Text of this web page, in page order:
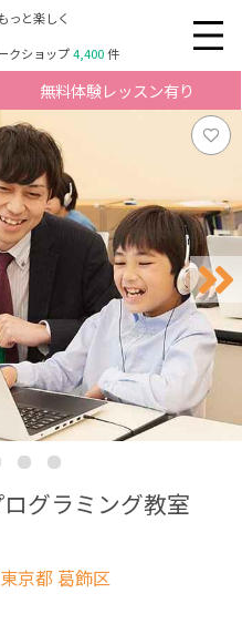
っと楽しく
クショップ4,400件
無料体験レッスン有り
グラミング教室
京都 葛飾区